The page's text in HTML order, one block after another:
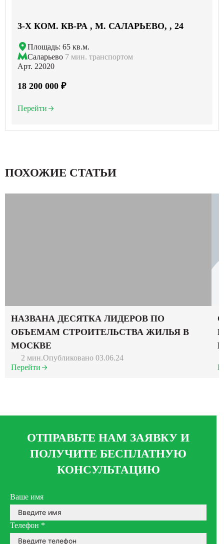
3-X КОМ. КВ-РА , М. САЛАРЬЕВО, , 24
Площадь: 65 кв.м.
Саларьево 7 мин. транспортом
Арт. 22020
18 200 000 ₽
Перейти
ПОХОЖИЕ СТАТЬИ
НАЗВАНА ДЕСЯТКА ЛИДЕРОВ ПО
ОБЪЕМАМ СТРОИТЕЛЬСТВА ЖИЛЬЯ В
МОСКВЕ
2 мин.Опубликовано 03.06.24
Перейти
ОТПРАВЬТЕ НАМ ЗАЯВКУ И
ПОЛУЧИТЕ БЕСПЛАТНУЮ
КОНСУЛЬТАЦИЮ
Ваше имя
Телефон *